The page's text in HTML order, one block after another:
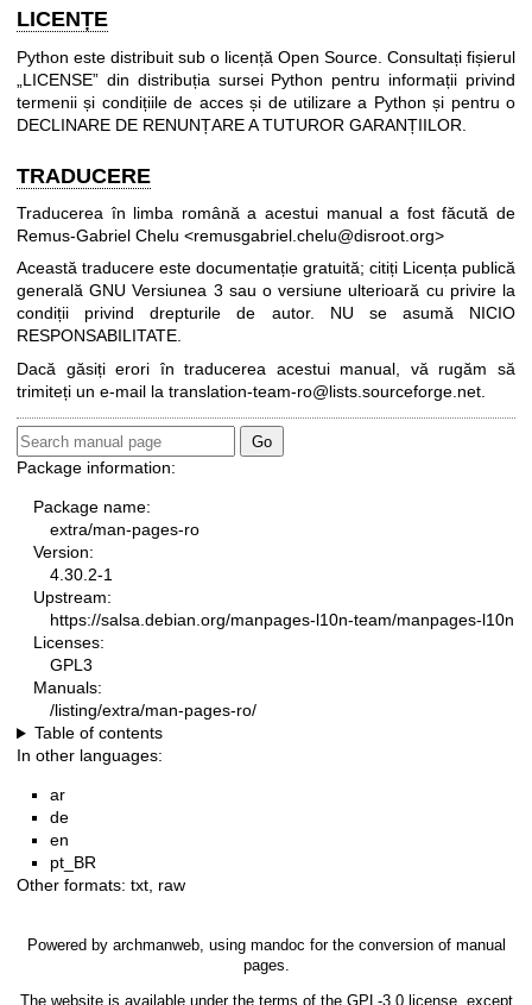
LICENȚE
Python este distribuit sub o licență Open Source. Consultați fișierul
„LICENSE” din distribuția sursei Python pentru informații privind
termenii și condițiile de acces și de utilizare a Python și pentru o
DECLINARE DE RENUNȚARE A TUTUROR GARANȚIILOR.
TRADUCERE
Traducerea în limba română a acestui manual a fost făcută de
Remus-Gabriel Chelu <remusgabriel.chelu@disroot.org>
Această traducere este documentație gratuită; citiți Licența publică
generală GNU Versiunea 3 sau o versiune ulterioară cu privire la
condiții privind drepturile de autor. NU se asumă NICIO
RESPONSABILITATE.
Dacă găsiți erori în traducerea acestui manual, vă rugăm să
trimiteți un e-mail la translation-team-ro@lists.sourceforge.net
Package information:
Package name:
extra/man-pages-ro
Version:
4.30.2-1
Upstream:
https://salsa.debian.org/manpages-l10n-team/manpages-l10n
Licenses:
GPL3
Manuals:
/listing/extra/man-pages-ro/
Table of contents
In other languages:
ar
de
en
pt_BR
Other formats: txt, raw
Powered by archmanweb, using mandoc for the conversion of manual
pages.
The website is available under the terms of the GPL-3.0license, except